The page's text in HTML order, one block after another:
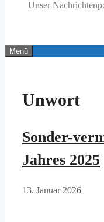
Unser
Menü
Unwort
Sonder-
Jahres 2025
13. Januar 2026